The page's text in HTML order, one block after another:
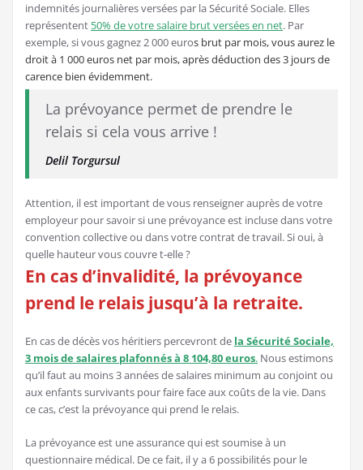
indemnités journalières versées par la Sécurité Sociale. Elles
représentent 50% de votre salaire brut versées en net. Par
exemple, si vous gagnez 2 000 euros brut par mois, vous aurez le
droit à 1 000 euros net par mois, après déduction des 3 jours de
carence bien évidemment.
La prévoyance permet de prendre le
relais si cela vous arrive !
Delil Torgursul
Attention, il est important de vous renseigner auprès de votre
employeur pour savoir si une prévoyance est incluse dans votre
convention collective ou dans votre contrat de travail. Si oui, à
quelle hauteur vous couvre t-elle ?
En cas d’invalidité, la prévoyance
prend le relais jusqu’à la retraite.
En cas de décès vos héritiers percevront de la Sécurité Sociale,
3 mois de salaires plafonnés à 8 104,80 euros. Nous estimons
qu’il faut au moins 3 années de salaires minimum au conjoint ou
aux enfants survivants pour faire face aux coûts de la vie. Dans
ce cas, c’est la prévoyance qui prend le relais.
La prévoyance est une assurance qui est soumise à un
questionnaire médical. De ce fait, il y a 6 possibilités pour le